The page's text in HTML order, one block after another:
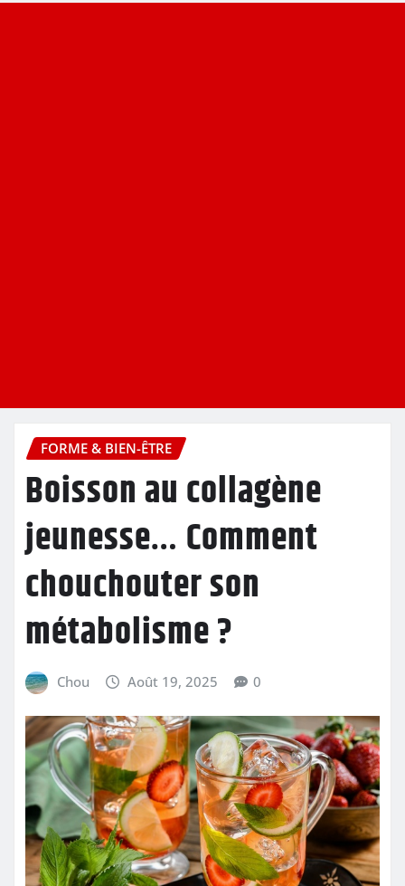
FORME & BIEN-ÊTRE
Boisson au collagène
jeunesse… Comment
chouchouter son
métabolisme ?
Chou Août 19, 2025 0